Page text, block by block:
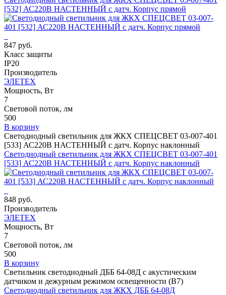
[532] АС220В НАСТЕННЫЙ с датч. Корпус прямой
847 руб.
Класс защиты
IP20
Производитель
ЭЛЕТЕХ
Мощность, Вт
7
Световой поток, лм
500
В корзину
Светодиодный светильник для ЖКХ СПЕЦСВЕТ 03-007-401
[533] АС220В НАСТЕННЫЙ с датч. Корпус наклонный
Светодиодный светильник для ЖКХ СПЕЦСВЕТ 03-007-401
[533] АС220В НАСТЕННЫЙ с датч. Корпус наклонный
848 руб.
Производитель
ЭЛЕТЕХ
Мощность, Вт
7
Световой поток, лм
500
В корзину
Светильник светодиодный ДББ 64-08Д с акустическим
датчиком и дежурным режимом освещенности (В7)
Светодиодный светильник для ЖКХ ДББ 64-08Д